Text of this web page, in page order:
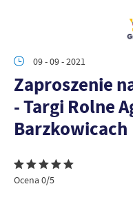
09 - 09 - 2021
Zaproszenie
- Targi Rolne
Barzkowicach
Ocena 0/5